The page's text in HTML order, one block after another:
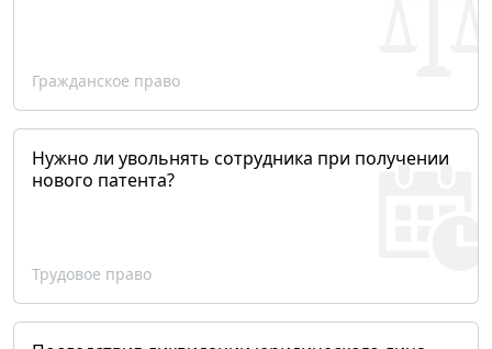
Гражданское право
Нужно ли увольнять сотрудника при получении
нового патента?
Трудовое право